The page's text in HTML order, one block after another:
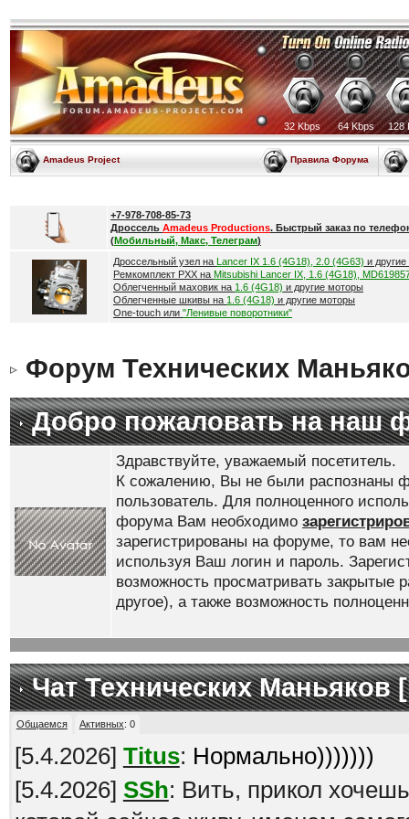
32 Kbps 64 Kbps 128
Amadeus Project Правила Форума
+7-978-708-85-73
Дроссель Amadeus Productions. Быстрый заказ по
(Мобильный, Макс, Телеграм)
Дроссельный узел на Lancer IX 1.6 (4G18), 2.0 (4G63) и
Ремкомплект РХХ на Mitsubishi Lancer IX, 1.6 (4G18),
Облегченный маховик на 1.6 (4G18) и другие моторы
Облегченные шкивы на 1.6 (4G18) и другие моторы
One-touch или "Ленивые поворотники"
Форум Технических
Добро пожаловать на наш
Здравствуйте, уважаемый посетитель.
К сожалению, Вы не были распознаны
пользователь. Для полноценного
форума Вам необходимо
зарегистрированы на форуме, то вам
используя Ваш логин и пароль.
возможность просматривать закрытые
другое), а также возможность
Чат Технических Маньяков [
Общаемся Активных: 0
[5.4.2026] Titus: Нормально)))))))
[5.4.2026] SSh: Вить, прикол